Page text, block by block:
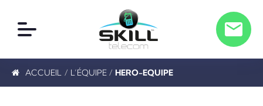
ACCUEIL / L’ÉQUIPE / HERO-EQUIPE